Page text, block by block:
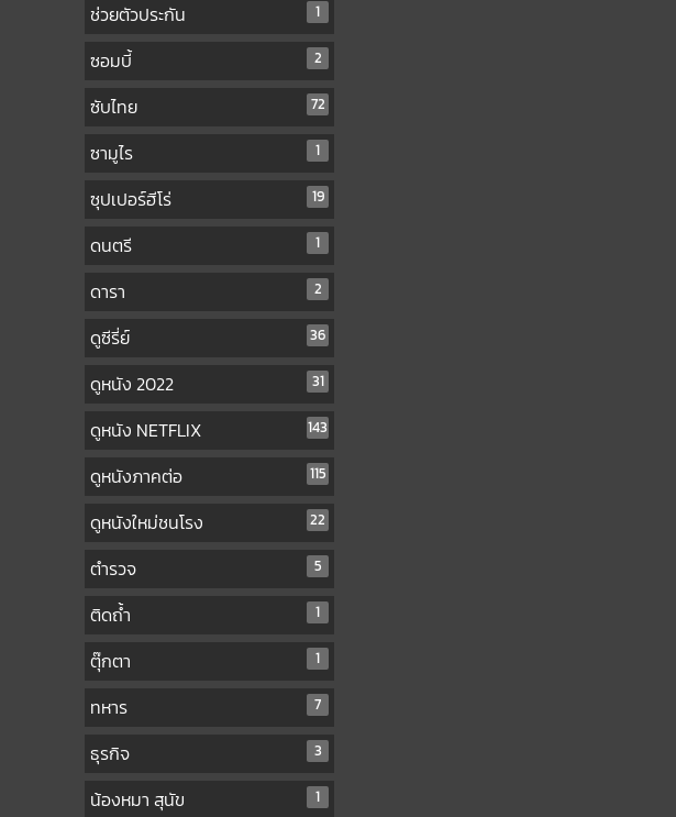
ช่วยตัวประกัน 1
ซอมบี้ 2
ซับไทย 72
ซามูไร 1
ซุปเปอร์ฮีโร่ 19
ดนตรี 1
ดารา 2
ดูซีรี่ย์ 36
ดูหนัง 2022 31
ดูหนัง NETFLIX 143
ดูหนังภาคต่อ 115
ดูหนังใหม่ชนโรง 22
ตำรวจ 5
ติดถ้ำ 1
ตุ๊กตา 1
ทหาร 7
ธุรกิจ 3
น้องหมา สุนัข 1